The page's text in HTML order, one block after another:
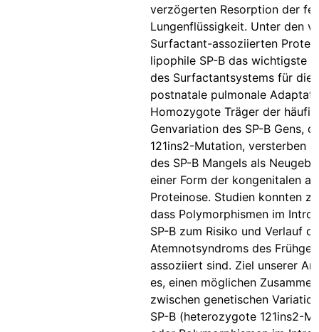
verzögerten Resorption der
Lungenflüssigkeit. Unter den
Surfactant-assoziierten
lipophile SP-B das wichtigste
des Surfactantsystems für die
postnatale pulmonale
Homozygote Träger der
Genvariation des SP-B Gens,
121ins2-Mutation, versterben
des SP-B Mangels als
einer Form der kongenitalen
Proteinose. Studien konnten
dass Polymorphismen im
SP-B zum Risiko und Verlauf
Atemnotsyndroms des
assoziiert sind. Ziel unserer
es, einen möglichen
zwischen genetischen
SP-B (heterozygote 121ins2-